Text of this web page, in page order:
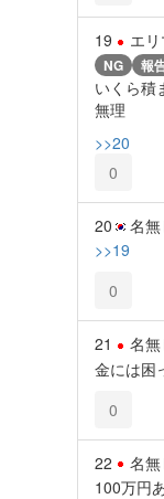
19 エ
NG 報
いくら積
無理
>>20
0
20 名無
>>19
0
21 名無
金には困
0
22 名無
100万円